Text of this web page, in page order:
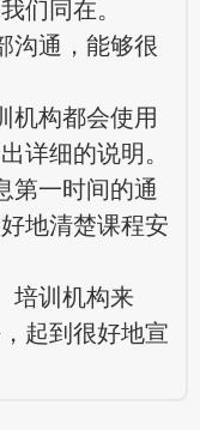
们同在。
通，能够很
构都会使用
详细的说明。
一时间的通
地清楚课程安
训机构来
起到很好地宣